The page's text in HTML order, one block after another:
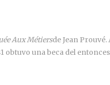
Aux Métiersde Jean
obtuvo una beca del